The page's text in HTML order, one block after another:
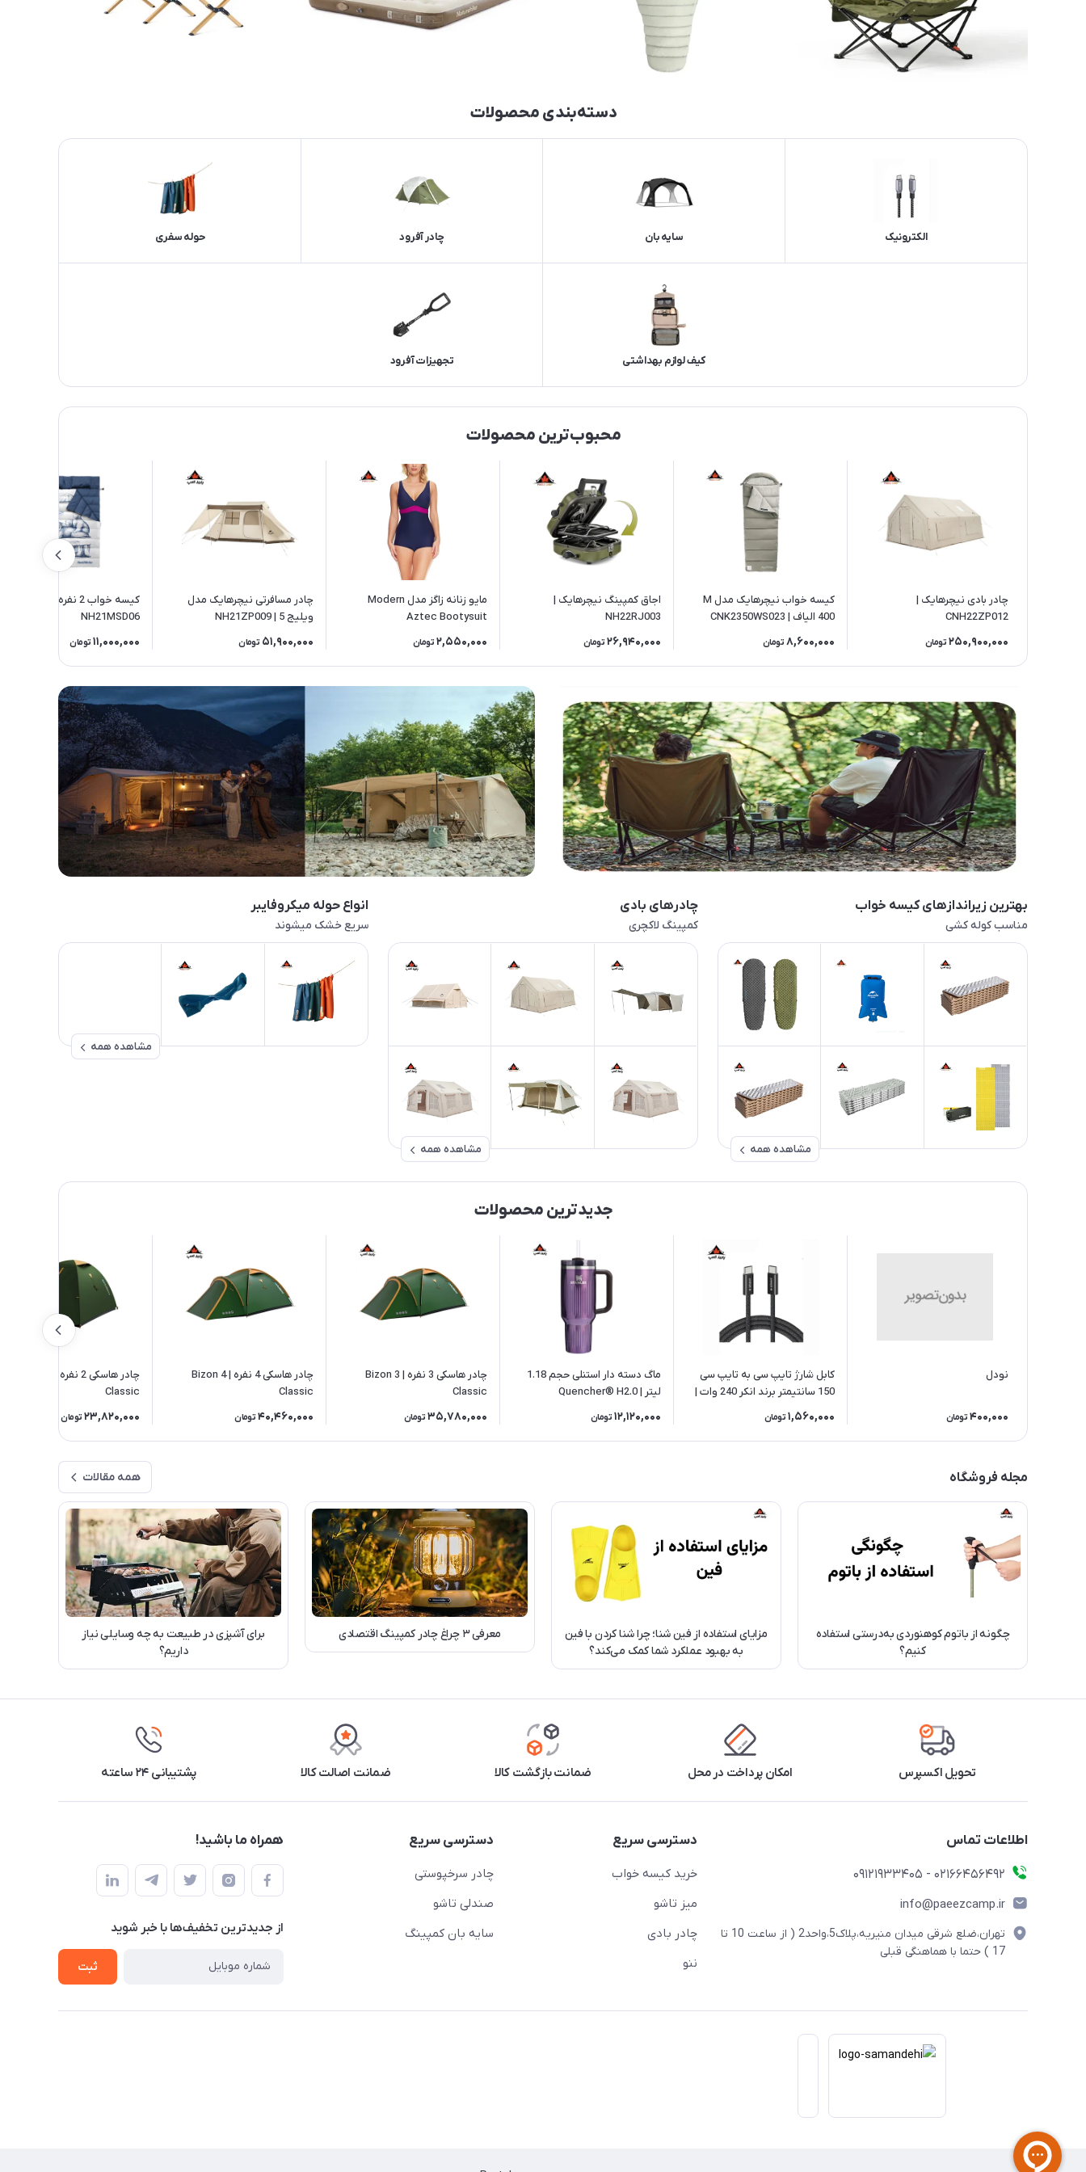
دسته‌بندی محصولات
الکترونیک سایه بان چادر آفرود حوله سفری
کیف لوازم بهداشتی تجهیزات آفرود
محبوب‌ترین محصولات
چادر بادی نیچرهایک |
CNH22ZP012
250,900,000 تومان
کیسه خواب نیچرهایک مدل M
400 الیاف | CNK2350WS023
8,600,000 تومان
اجاق کمپینگ نیچرهایک |
NH22RJ003
26,940,000 تومان
مایو زنانه زاگز مدل Modern
Aztec Bootysuit
2,550,000 تومان
چادر مسافرتی نیچرهایک مدل
ویلیج 5 | NH21ZP009
51,900,000 تومان
NH21MSD06
11,000,000 تومان
بهترین‌ زیراندازهای کیسه خواب
مناسب کوله کشی
مشاهده همه
چادرهای بادی
کمپینگ لاکچری
مشاهده همه
انواع حوله میکروفایبر
سریع خشک میشوند
مشاهده همه
جدیدترین محصولات
نودل
400,000 تومان
کابل شارژ تایپ سی به تایپ سی
150 سانتیمتر برند انکر 240 وات |
A8060
1,560,000 تومان
ماگ دسته دار استنلی حجم 1.18
لیتر | Quencher® H2.0
12,120,000 تومان
چادر هاسکی 3 نفره | Bizon 3
Classic
35,780,000 تومان
چادر هاسکی 4 نفره | Bizon 4
Classic
40,460,000 تومان
Classic
23,820,000 تومان
مجله فروشگاه همه مقالات
چگونه از باتوم کوهنوردی به‌درستی استفاده
کنیم؟
مزایای استفاده از فین شنا؛ چرا شنا کردن با فین
به بهبود عملکرد شما کمک می‌کند؟
معرفی ۳ چراغ چادر کمپینگ اقتصادی
برای آشپزی در طبیعت به چه وسایلی نیاز
داریم؟
تحویل اکسپرس امکان پرداخت در محل ضمانت بازگشت کالا ضمانت اصالت کالا پشتیبانی ۲۴ ساعته
اطلاعات تماس
02166456492 - 09121933405
info@paeezcamp.ir
تهران،ضلع شرقی میدان منیریه،پلاک5،واحد2 ( از ساعت 10 تا
17 ) حتما با هماهنگی قبلی
دسترسی سریع
خرید کیسه خواب
میز تاشو
چادر بادی
ننو
دسترسی سریع
چادر سرخپوستی
صندلی تاشو
سایه بان کمپینگ
همراه ما باشید!
از جدید‌ترین تخفیف‌ها با‌ خبر شوید
ثبت